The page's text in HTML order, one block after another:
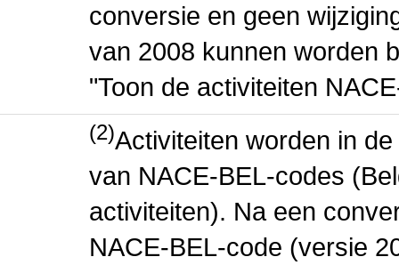
conversie en geen
van 2008 kunnen worden
"Toon de activiteiten
(2)Activiteiten worden in
van NACE-BEL-codes
activiteiten). Na een
NACE-BEL-code (versie